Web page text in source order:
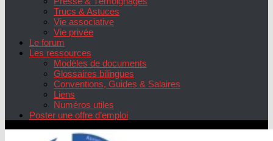
Trucs & Astuces
Vie associative
Vie privée
Le forum
Les ressources
Modèles de documents
Glossaires bilingues
Conventions, Guides & Salaires
Liens
Numéros utiles
Poster une offre d’emploi